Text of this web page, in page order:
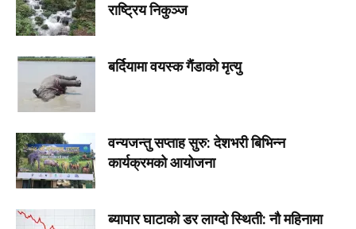
राष्ट्रिय निकुञ्ज
बर्दियामा वयस्क गैंडाको मृत्यु
वन्यजन्तु सप्ताह सुरु: देशभरी बिभिन्न
कार्यक्रमको आयोजना
ब्यापार घाटाको डर लाग्दो स्थिती: नौ महिनामा